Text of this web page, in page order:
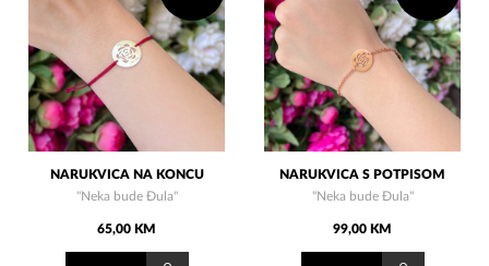
NARUKVICA NA KONCU
"Neka bude Đula"
65,00 KM
NARUKVICA S POTPISOM
"Neka bude Đula"
99,00 KM